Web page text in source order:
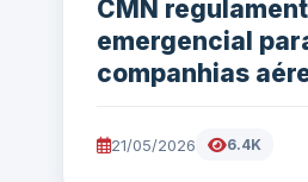
CMN
emergencial
companhias
21/05/2026 6.4K